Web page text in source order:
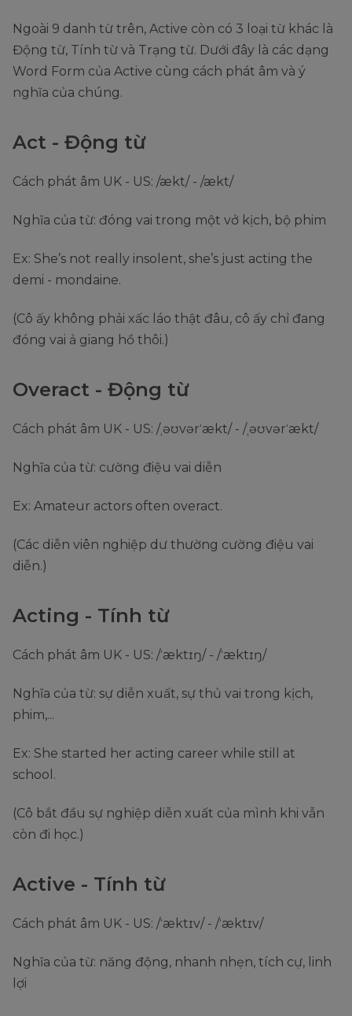
Ngoài 9 danh từ trên, Active còn có 3 loại từ khác là
Động từ, Tính từ và Trạng từ. Dưới đây là các dạng
Word Form của Active cùng cách phát âm và ý
nghĩa của chúng.
Act - Động từ
Cách phát âm UK - US: /ækt/ - /ækt/
Nghĩa của từ: đóng vai trong một vở kịch, bộ phim
Ex: She’s not really insolent, she’s just acting the
demi - mondaine.
(Cô ấy không phải xấc láo thật đâu, cô ấy chỉ đang
đóng vai ả giang hồ thôi.)
Overact - Động từ
Cách phát âm UK - US: /ˌəʊvərˈækt/ - /ˌəʊvərˈækt/
Nghĩa của từ: cường điệu vai diễn
Ex: Amateur actors often overact.
(Các diễn viên nghiệp dư thường cường điệu vai
diễn.)
Acting - Tính từ
Cách phát âm UK - US: /ˈæktɪŋ/ - /ˈæktɪŋ/
Nghĩa của từ: sự diễn xuất, sự thủ vai trong kịch,
phim,...
Ex: She started her acting career while still at
school.
(Cô bắt đầu sự nghiệp diễn xuất của mình khi vẫn
còn đi học.)
Active - Tính từ
Cách phát âm UK - US: /ˈæktɪv/ - /ˈæktɪv/
Nghĩa của từ: năng động, nhanh nhẹn, tích cự, linh
lợi